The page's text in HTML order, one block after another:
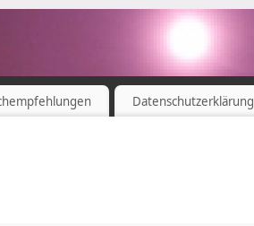
Datenschutzerklärung